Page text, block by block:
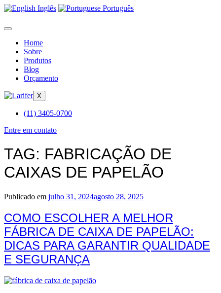
Inglês Português
Home
Sobre
Produtos
Blog
Orçamento
X
(11) 3405-0700
Entre em contato
TAG: FABRICAÇÃO DE
CAIXAS DE PAPELÃO
Publicado em julho 31, 2024agosto 28, 2025
COMO ESCOLHER A MELHOR
FÁBRICA DE CAIXA DE PAPELÃO:
DICAS PARA GARANTIR QUALIDADE
E SEGURANÇA